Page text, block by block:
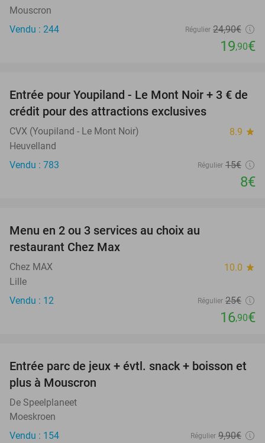
Mouscron
Vendu : 244
Régulier 24,90€
19,90€
47%
Entrée pour Youpiland - Le Mont Noir + 3 € de
crédit pour des attractions exclusives
CVX (Youpiland - Le Mont Noir) 8.9 star
Heuvelland
Vendu : 783
Régulier 15€
8€
Menu en 2 ou 3 services au choix au
restaurant Chez Max
Chez MAX 10.0 star
Lille
Vendu : 12
Régulier 25€
16,90€
50%
Entrée parc de jeux + évtl. snack + boisson et
plus à Mouscron
De Speelplaneet
Moeskroen
Vendu : 154
Régulier 9,90€